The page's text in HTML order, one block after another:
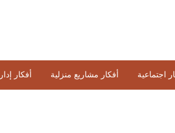
اجتماعية أفكار مشاريع منزلية أفكار